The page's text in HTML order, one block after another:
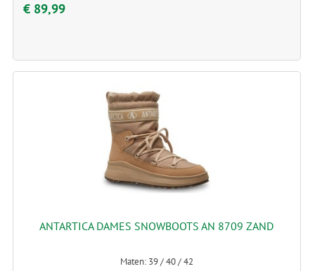
€ 89,99
ANTARTICA DAMES SNOWBOOTS AN 8709 ZAND
Maten: 39 / 40 / 42